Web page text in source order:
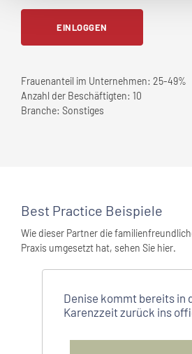
EINLOGGEN
Frauenanteil im Unternehmen: 25-49%
Anzahl der Beschäftigten: 10
Branche: Sonstiges
Best Practice Beispiele
Wie dieser Partner die
Praxis umgesetzt hat, sehen Sie hier.
Denise kommt bereits in
Karenzzeit zurück ins